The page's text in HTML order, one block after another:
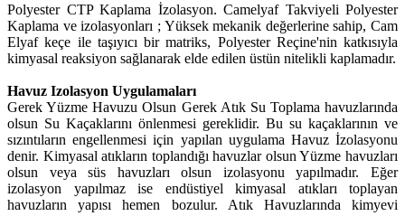
Polyester CTP Kaplama İzolasyon. Camelyaf Takviyeli Polyester
Kaplama ve izolasyonları ; Yüksek mekanik değerlerine sahip, Cam
Elyaf keçe ile taşıyıcı bir matriks, Polyester Reçine'nin katkısıyla
kimyasal reaksiyon sağlanarak elde edilen üstün nitelikli kaplamadır.
Havuz Izolasyon Uygulamaları
Gerek Yüzme Havuzu Olsun Gerek Atık Su Toplama havuzlarında
olsun Su Kaçaklarını önlenmesi gereklidir. Bu su kaçaklarının ve
sızıntıların engellenmesi için yapılan uygulama Havuz İzolasyonu
denir. Kimyasal atıkların toplandığı havuzlar olsun Yüzme havuzları
olsun veya süs havuzları olsun izolasyonu yapılmadır. Eğer
izolasyon yapılmaz ise endüstiyel kimyasal atıkları toplayan
havuzların yapısı hemen bozulur. Atık Havuzlarında kimyevi